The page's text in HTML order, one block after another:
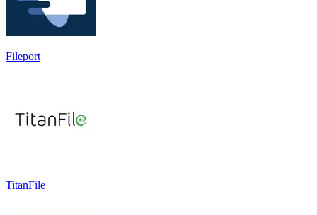
Fileport
TitanFile